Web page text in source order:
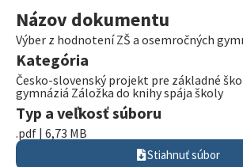
Názov dokumentu
Výber z hodnotení ZŠ a osemročných
Kategória
Česko-slovenský projekt pre základné
gymnáziá Záložka do knihy spája školy
Typ a veľkosť súboru
.pdf | 6,73 MB
Stiahnuť súbor